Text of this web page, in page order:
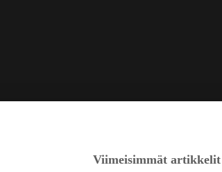
Viimeisimmät artikkelit